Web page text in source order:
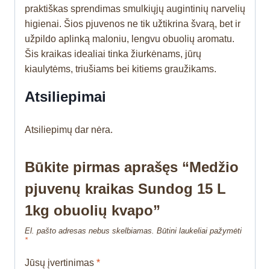
praktiškas sprendimas smulkiųjų augintinių narvelių
higienai. Šios pjuvenos ne tik užtikrina švarą, bet ir
užpildo aplinką maloniu, lengvu obuolių aromatu.
Šis kraikas idealiai tinka žiurkėnams, jūrų
kiaulytėms, triušiams bei kitiems graužikams.
Atsiliepimai
Atsiliepimų dar nėra.
Būkite pirmas aprašęs “Medžio
pjuvenų kraikas Sundog 15 L
1kg obuolių kvapo”
El. pašto adresas nebus skelbiamas. Būtini laukeliai pažymėti
*
Jūsų įvertinimas *